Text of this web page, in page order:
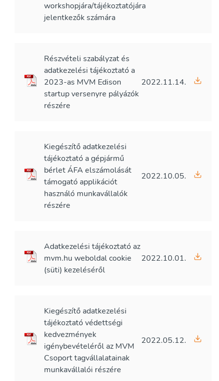
workshopjára/tájékoztatójára
jelentkezők számára
Részvételi szabályzat és
adatkezelési tájékoztató a
2023-as MVM Edison
startup versenyre pályázók
részére
2022.11.14.
Kiegészítő adatkezelési
tájékoztató a gépjármű
bérlet ÁFA elszámolását
támogató applikációt
használó munkavállalók
részére
2022.10.05.
Adatkezelési tájékoztató az
mvm.hu weboldal cookie
(süti) kezeléséről
2022.10.01.
Kiegészítő adatkezelési
tájékoztató védettségi
kedvezmények
igénybevételéről az MVM
Csoport tagvállalatainak
munkavállalói részére
2022.05.12.